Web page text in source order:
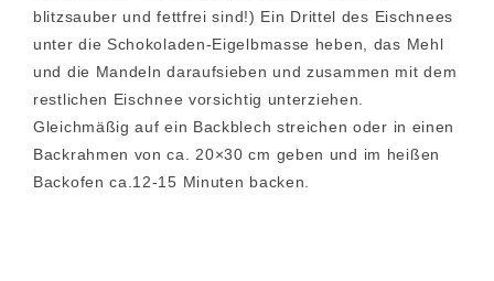
blitzsauber und fettfrei sind!) Ein Drittel des Eischnees
unter die Schokoladen-Eigelbmasse heben, das Mehl
und die Mandeln daraufsieben und zusammen mit dem
restlichen Eischnee vorsichtig unterziehen.
Gleichmäßig auf ein Backblech streichen oder in einen
Backrahmen von ca. 20×30 cm geben und im heißen
Backofen ca.12-15 Minuten backen.